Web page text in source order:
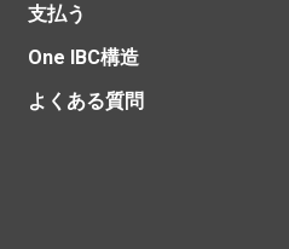
支払う
One IBC構造
よくある質問